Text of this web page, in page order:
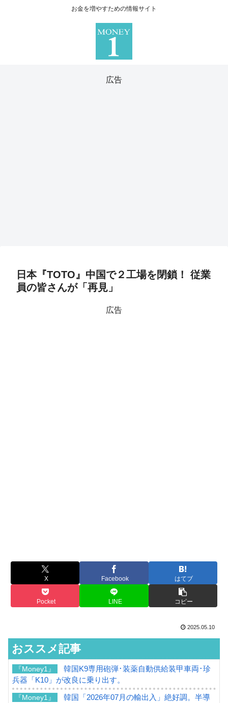
お金を増やすための情報サイト
広告
日本『TOTO』中国で２工場を閉鎖！ 従業
員の皆さんが「再見」
広告
X Facebook はてブ
Pocket LINE コピー
2025.05.10
おススメ記事
『Money1』
韓国K9専用砲弾･装薬自動供給装甲車両･珍
兵器「K10」が改良に乗り出す。
『Money1』
韓国「2026年07月の輸出入」絶好調。半導